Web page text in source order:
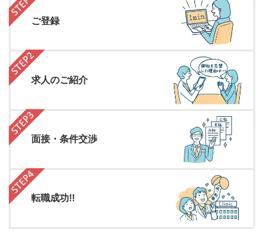
ご登録
求人のご紹介
面接・条件交渉
転職成功!!